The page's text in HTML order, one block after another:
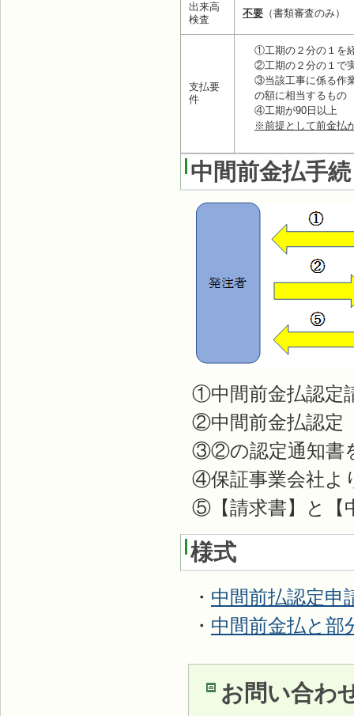
出来高
検査
不要 （書類審査のみ）
支払要
件
①工期の２分の１を
②工期の２分の１で
③当該工事に係る作
の額に相当するもの
④工期が90日以上
※前提として前金払
中間前金払手
①中間前金払認定
②中間前金払認定
③②の認定通知書
④保証事業会社よ
⑤【請求書】と【
様式
・ 中間前払認定申
・ 中間前金払と部
お問い合わ